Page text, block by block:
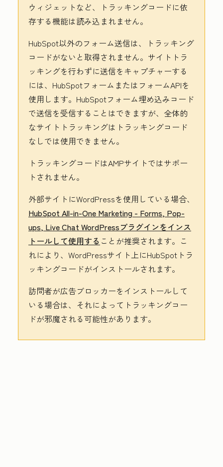
ウィジェットなど、トラッキングコードに依
存する機能は読み込まれません。
HubSpot以外のフォーム送信は、トラッキング
コードがないと取得されません。サイトトラ
ッキングを行わずに送信をキャプチャーする
には、HubSpotフォームまたはフォームAPIを
使用します。HubSpotフォーム埋め込みコード
で送信を受信することはできますが、全体的
なサイトトラッキングはトラッキングコード
なしでは使用できません。
トラッキングコードはAMPサイトではサポー
トされません。
外部サイトにWordPressを使用している場合、
HubSpot All-in-One Marketing - Forms, Pop-
ups, Live Chat WordPressプラグインをインス
トールして使用する ことが推奨されます。こ
れにより、WordPressサイト上にHubSpotトラ
ッキングコードがインストールされます。
訪問者が広告ブロッカーをインストールして
いる場合は、それによってトラッキングコー
ドが邪魔される可能性があります。